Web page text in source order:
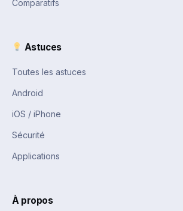
Comparatifs
Astuces
Toutes les astuces
Android
iOS / iPhone
Sécurité
Applications
À propos